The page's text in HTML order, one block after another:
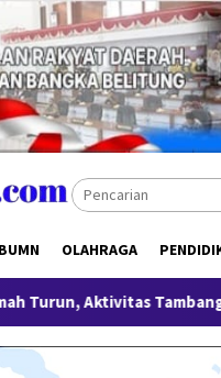
BUMN OLAHRAGA
Tambang di Kawasan